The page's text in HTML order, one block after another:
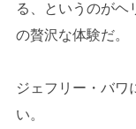
る、というのがヘ
の贅沢な体験だ。
ジェフリー・バワ
い。